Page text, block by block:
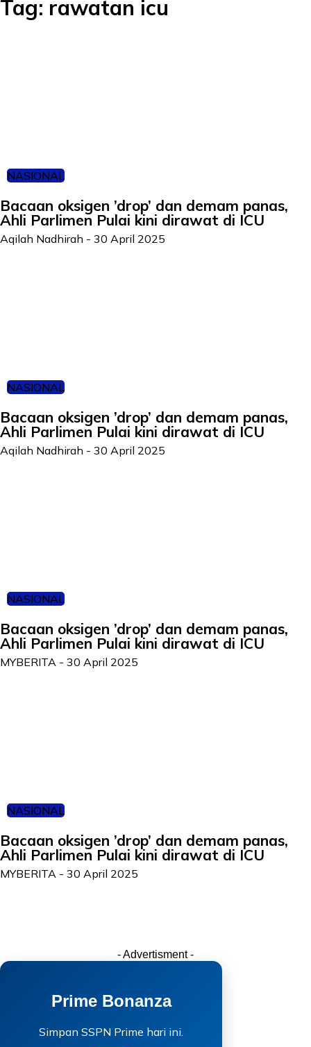
Tag: rawatan icu
NASIONAL
Bacaan oksigen ’drop’ dan demam panas,
Ahli Parlimen Pulai kini dirawat di ICU
Aqilah Nadhirah - 30 April 2025
NASIONAL
Bacaan oksigen ’drop’ dan demam panas,
Ahli Parlimen Pulai kini dirawat di ICU
Aqilah Nadhirah - 30 April 2025
NASIONAL
Bacaan oksigen ’drop’ dan demam panas,
Ahli Parlimen Pulai kini dirawat di ICU
MYBERITA - 30 April 2025
NASIONAL
Bacaan oksigen ’drop’ dan demam panas,
Ahli Parlimen Pulai kini dirawat di ICU
MYBERITA - 30 April 2025
- Advertisment -
Prime Bonanza
Simpan SSPN Prime hari ini.